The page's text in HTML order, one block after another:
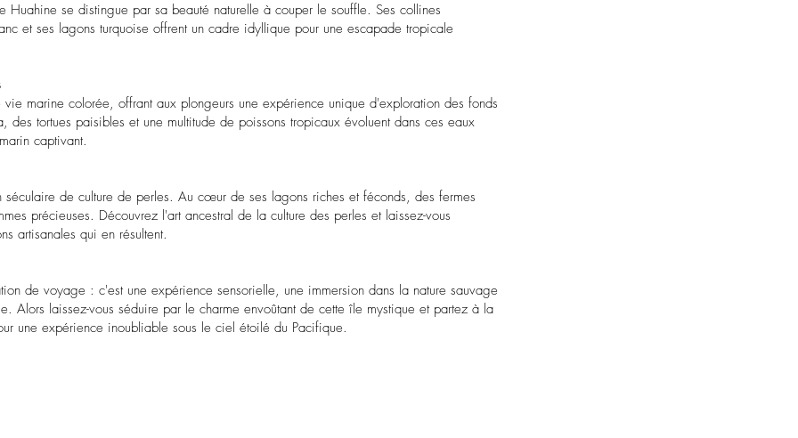
Huahine se distingue par sa beauté naturelle à couper le souffle. Ses collines
et ses lagons turquoise offrent un cadre idyllique pour une escapade tropicale
marine colorée, offrant aux plongeurs une expérience unique d'exploration des fonds
des tortues paisibles et une multitude de poissons tropicaux évoluent dans ces eaux
captivant.
séculaire de culture de perles. Au cœur de ses lagons riches et féconds, des fermes
précieuses. Découvrez l'art ancestral de la culture des perles et laissez-vous
artisanales qui en résultent.
de voyage : c'est une expérience sensorielle, une immersion dans la nature sauvage
Alors laissez-vous séduire par le charme envoûtant de cette île mystique et partez à la
une expérience inoubliable sous le ciel étoilé du Pacifique.